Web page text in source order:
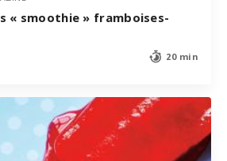
« smoothie » framboises-
20 min